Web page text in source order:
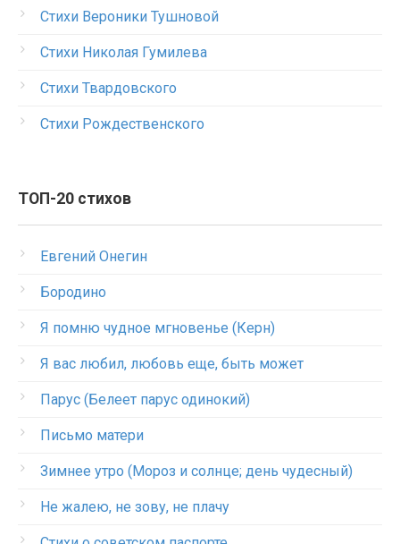
Стихи Вероники Тушновой
Стихи Николая Гумилева
Стихи Твардовского
Стихи Рождественского
ТОП-20 стихов
Евгений Онегин
Бородино
Я помню чудное мгновенье (Керн)
Я вас любил, любовь еще, быть может
Парус (Белеет парус одинокий)
Письмо матери
Зимнее утро (Мороз и солнце; день чудесный)
Не жалею, не зову, не плачу